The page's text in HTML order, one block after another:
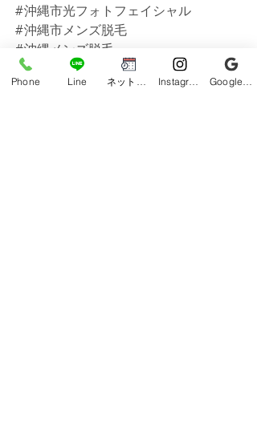
#沖縄市光フォトフェイシャル
#沖縄市メンズ脱毛
#沖縄メンズ脱毛
#脱毛
#メンズ脱毛沖縄
Phone Line